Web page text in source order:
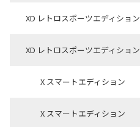
XD レトロスポーツエディション
XD レトロスポーツエディション
X スマートエディション
X スマートエディション